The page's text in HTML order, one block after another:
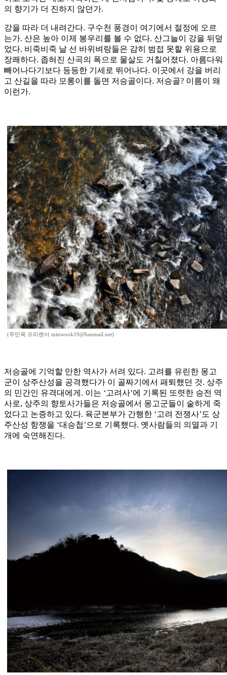
의 향기가 더 진하지 않던가.
강을 따라 더 내려간다. 구수천 풍경이 여기에서 절정에 오르
는가. 산은 높아 이제 봉우리를 볼 수 없다. 산그늘이 강을 뒤덮
었다. 비죽비죽 날 선 바위벼랑들은 감히 범접 못할 위용으로
장쾌하다. 좁혀진 산곡의 폭으로 물살도 거칠어졌다. 아름다워
빼어나다기보다 등등한 기세로 뛰어나다. 이곳에서 강을 버리
고 산길을 따라 모롱이를 돌면 저승골이다. 저승골? 이름이 왜
이런가.
(주민욱 프리랜서 minwook19@hanmail.net)
저승골에 기억할 만한 역사가 서려 있다. 고려를 유린한 몽고
군이 상주산성을 공격했다가 이 골짜기에서 패퇴했던 것. 상주
의 민간인 유격대에게. 이는 ‘고려사’에 기록된 또렷한 승전 역
사로, 상주의 향토사가들은 저승골에서 몽고군들이 숱하게 죽
었다고 논증하고 있다. 육군본부가 간행한 ‘고려 전쟁사’도 상
주산성 항쟁을 ‘대승첩’으로 기록했다. 옛사람들의 의열과 기
개에 숙연해진다.